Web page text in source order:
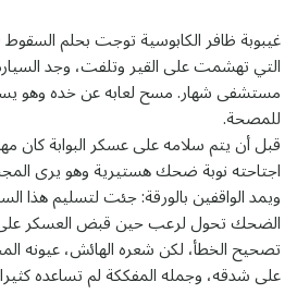
غيبوبة ظافر الكابوسية توجت بحلم
التي تهشمت على القير وتلفت، وجد
مستشفى شهار. مسح لعابه عن خده وهو
للمصحة.
قبل أن يتم سلامه على عسكر البوابة كان
اجتاحته نوبة ضحك هستيرية وهو يرى
ويمد الواقفين بالورقة: جئت لتسليم هذا
الضحك تحول لرعب حين قبض العسكر
تصحيح الخطأ، لكن شعره الهائش، عيونه
على شدقه، وجمله المفككة لم تساعده